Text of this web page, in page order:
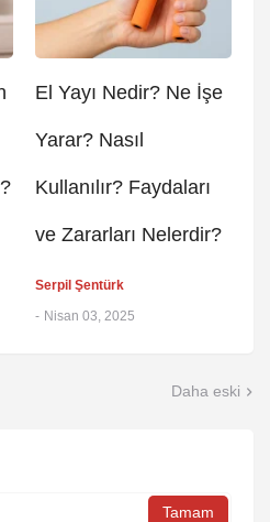
El Yayı Nedir? Ne İşe
Yarar? Nasıl
Kullanılır? Faydaları
ve Zararları Nelerdir?
Serpil Şentürk
- Nisan 03, 2025
Daha eski